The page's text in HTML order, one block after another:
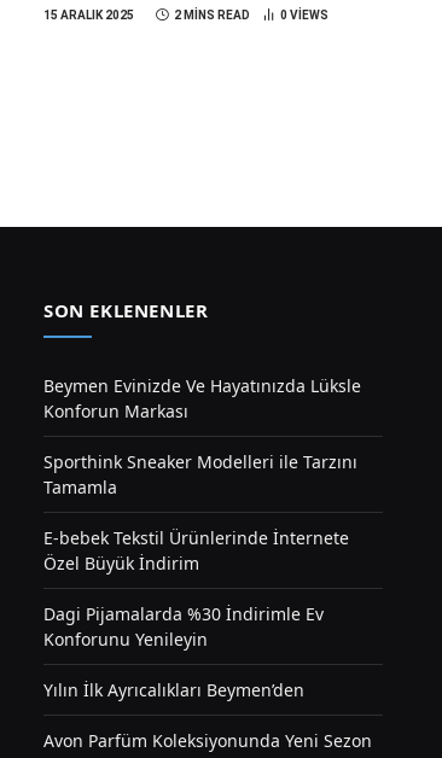
15 ARALIK 2025 2 MINS READ 0 VIEWS
SON EKLENENLER
Beymen Evinizde Ve Hayatınızda Lüksle
Konforun Markası
Sporthink Sneaker Modelleri ile Tarzını
Tamamla
E-bebek Tekstil Ürünlerinde İnternete
Özel Büyük İndirim
Dagi Pijamalarda %30 İndirimle Ev
Konforunu Yenileyin
Yılın İlk Ayrıcalıkları Beymen’den
Avon Parfüm Koleksiyonunda Yeni Sezon